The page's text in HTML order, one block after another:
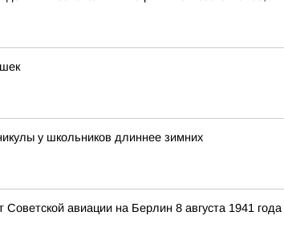
у школьников длиннее зимних
авиации на Берлин 8 августа 1941 года